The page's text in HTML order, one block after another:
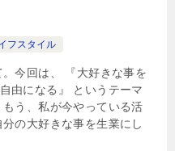
フスタイル
今回は、 『大好きな事を
由になる』 というテーマ
う、私が今やっている活
の大好きな事を生業にし